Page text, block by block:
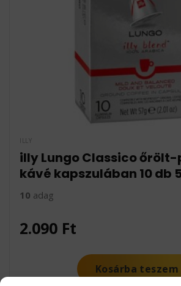
ILLY
illy Lungo Classico
kávé kapszulában 10 db
10 adag
2.090 Ft
Kosárba teszem